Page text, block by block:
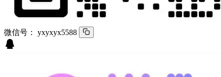
微信号： yxyxyx5588